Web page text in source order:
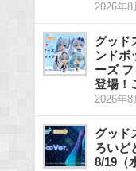
2026年8
グッド
ンドボ
ーズ
登場！
2026年8
グッド
ろいど
8/19（